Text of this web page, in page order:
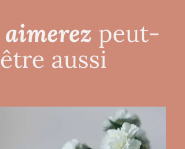
aimerez peut-
être aussi